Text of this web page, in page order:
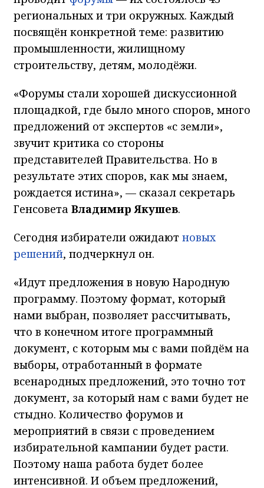
региональных и три окружных. Каждый
посвящён конкретной теме: развитию
промышленности, жилищному
строительству, детям, молодёжи.
«Форумы стали хорошей дискуссионной
площадкой, где было много споров, много
предложений от экспертов «с земли»,
звучит критика со стороны
представителей Правительства. Но в
результате этих споров, как мы знаем,
рождается истина», — сказал секретарь
Генсовета Владимир Якушев.
Сегодня избиратели ожидают новых
решений, подчеркнул он.
«Идут предложения в новую Народную
программу. Поэтому формат, который
нами выбран, позволяет рассчитывать,
что в конечном итоге программный
документ, с которым мы с вами пойдём на
выборы, отработанный в формате
всенародных предложений, это точно тот
документ, за который нам с вами будет не
стыдно. Количество форумов и
мероприятий в связи с проведением
избирательной кампании будет расти.
Поэтому наша работа будет более
интенсивной. И объем предложений,